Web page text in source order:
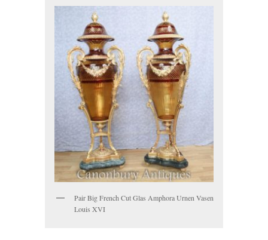
Pair Big French Cut Glas Amphora Urnen Vasen
Louis XVI